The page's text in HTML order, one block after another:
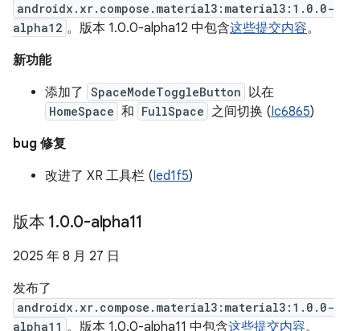
androidx.xr.compose.material3:material3:1.0.0-
alpha12 。版本 1.0.0-alpha12 中包含这些提交内容。
新功能
添加了 SpaceModeToggleButton 以在
HomeSpace 和 FullSpace 之间切换 (Ic6865)
bug 修复
改进了 XR 工具栏 (Ied1f5)
版本 1.0.0-alpha11
2025 年 8 月 27 日
发布了
androidx.xr.compose.material3:material3:1.0.0-
alpha11 。版本 1.0.0-alpha11 中包含这些提交内容。